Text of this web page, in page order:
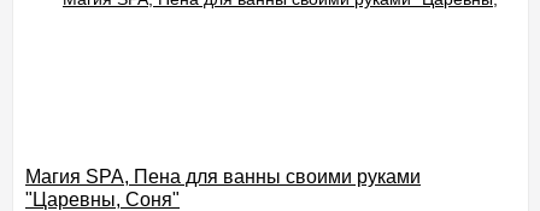
Магия SPA, Пена для ванны своими руками
"Царевны, Соня"